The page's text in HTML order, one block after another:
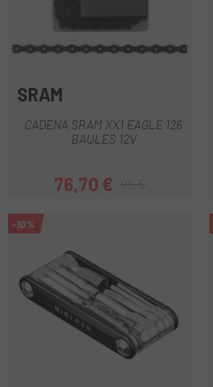
SRAM
CADENA SRAM XX1 EAGLE 126
BAULES 12V
Preu
76,70 €Preu regular
-10%